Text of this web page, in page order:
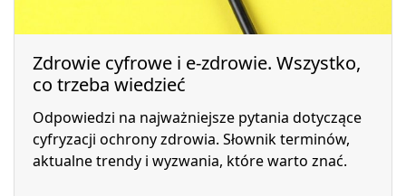
Zdrowie cyfrowe i e-zdrowie. Wszystko,
co trzeba wiedzieć
Odpowiedzi na najważniejsze pytania dotyczące
cyfryzacji ochrony zdrowia. Słownik terminów,
aktualne trendy i wyzwania, które warto znać.